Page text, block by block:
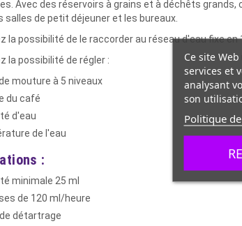
Avec des réservoirs à grains et à déchêts
salles de petit déjeuner et les bureaux.
la possibilité de le raccorder au réseau d'eau fixe
la possibilité de régler :
mouture à 5 niveaux
du café
d'eau
de l'eau
:
minimale 25 ml
de 120 ml/heure
détartrage
Ce site
services et
analysant
son
Politique